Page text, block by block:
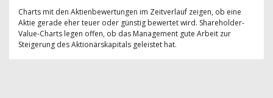
Charts mit den Aktienbewertungen im Zeitverlauf zeigen, ob eine
Aktie gerade eher teuer oder günstig bewertet wird. Shareholder-
Value-Charts legen offen, ob das Management gute Arbeit zur
Steigerung des Aktionärskapitals geleistet hat.